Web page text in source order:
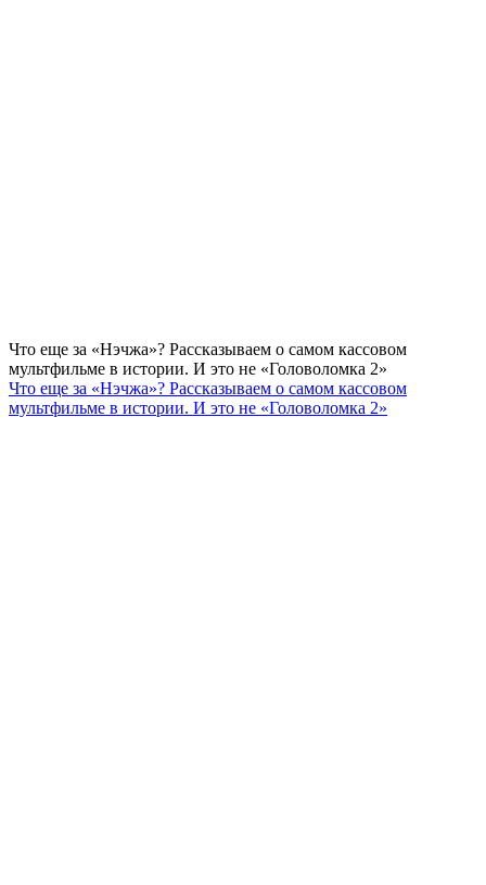
Что еще за «Нэчжа»? Рассказываем о самом кассовом
мультфильме в истории. И это не «Головоломка 2»
Что еще за «Нэчжа»? Рассказываем о самом кассовом
мультфильме в истории. И это не «Головоломка 2»